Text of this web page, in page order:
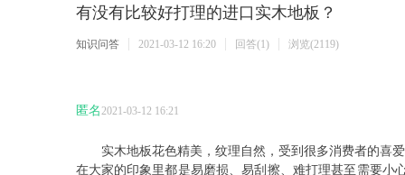
有没有比较好打理的进口实木地板？
知识问答 2021-03-12 16:20 回答(1) 浏览(2119)
匿名2021-03-12 16:21
实木地板花色精美，纹理自然，受到很多消费者的
在大家的印象里都是易磨损、易刮擦、难打理甚至需要